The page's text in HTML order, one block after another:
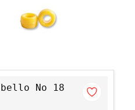
No 18